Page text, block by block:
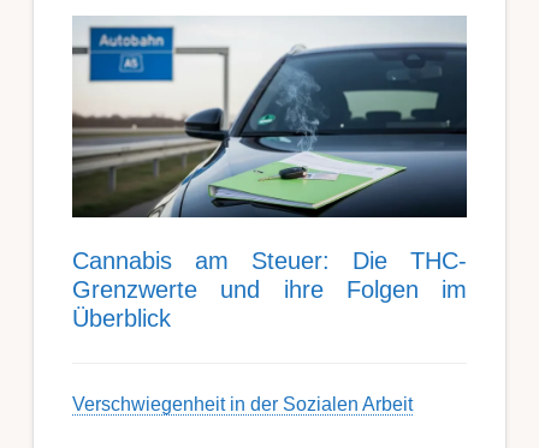
Can­nabis am Steu­er: Die THC-
Grenz­werte und ihre Folgen im
Über­blick
Ver­schwieg­en­heit in der Soz­ial­en Ar­beit